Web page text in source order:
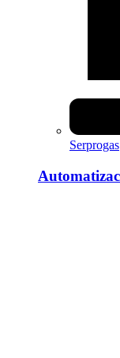
Serprogas